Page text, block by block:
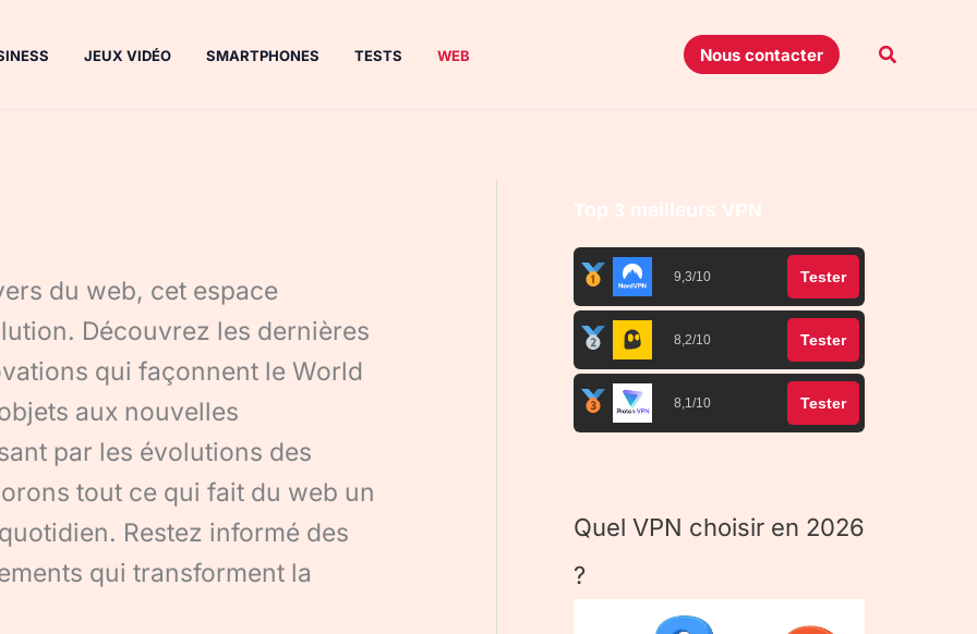
JEUX VIDÉO SMARTPHONES TESTS WEB Nous contacter
du web, cet espace
Découvrez les dernières
qui façonnent le World
aux nouvelles
par les évolutions des
tout ce qui fait du web un
Restez informé des
qui transforment la
Top 3 meilleurs VPN
9,3/10 Tester
8,2/10 Tester
8,1/10 Tester
Quel VPN choisir en 2026
?